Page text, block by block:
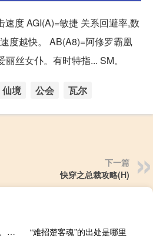
度 AGI(A)=敏捷 关系回避率,数
度越快。 AB(A8)=阿修罗霸凰
丝女仆。有时特指... SM。
仙境 公会 瓦尔
下一篇
快穿之总裁攻略(H)
招投标基础流程(邀请投标、文件评审、合同签订、验收和支付)
“难招楚客魂”的出处是哪里